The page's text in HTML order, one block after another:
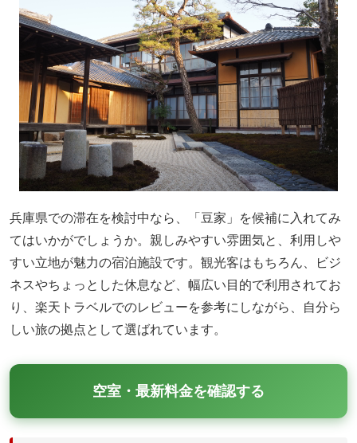
兵庫県での滞在を検討中なら、「豆家」を候補に入れてみ
てはいかがでしょうか。親しみやすい雰囲気と、利用しや
すい立地が魅力の宿泊施設です。観光客はもちろん、ビジ
ネスやちょっとした休息など、幅広い目的で利用されてお
り、楽天トラベルでのレビューを参考にしながら、自分ら
しい旅の拠点として選ばれています。
空室・最新料金を確認する